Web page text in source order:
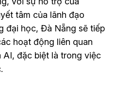
tâm của lãnh đạo
đại học, Đà Nẵng sẽ tiếp
hoạt động liên quan
AI, đặc biệt là trong việc